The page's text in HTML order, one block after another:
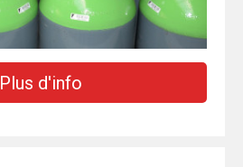
Plus d'info